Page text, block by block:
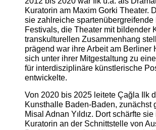
Kuratorin am Maxim Gorki Theater.
sie zahlreiche spartenübergreifende
Festivals, die Theater mit bildender
transkulturellen Zusammenhang
prägend war ihre Arbeit am Berliner
sich unter ihrer Mitgestaltung zu
für interdisziplinäre künstlerische
entwickelte.
Von 2020 bis 2025 leitete Çağla Ilk
Kunsthalle Baden-Baden, zunächst
Misal Adnan Yıldız. Dort schärfte
Kuratorin an der Schnittstelle von